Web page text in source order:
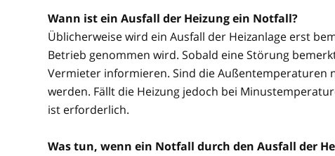
Wann ist ein Ausfall der Heizung ein Notfall?
Üblicherweise wird ein Ausfall der Heizanlage erst
Betrieb genommen wird. Sobald eine Störung
Vermieter informieren. Sind die Außentemperaturen
werden. Fällt die Heizung jedoch bei
ist erforderlich.
Was tun, wenn ein Notfall durch den Ausfall der